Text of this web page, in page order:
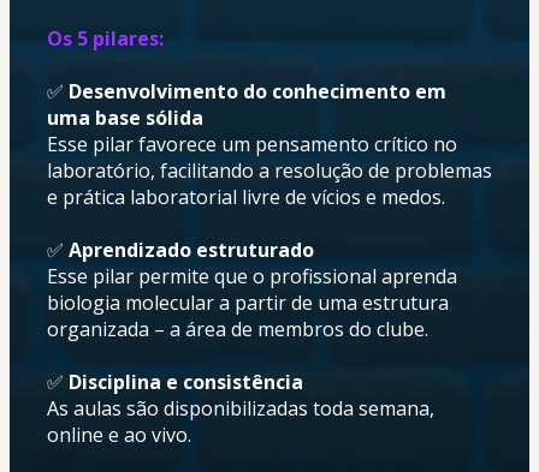
Os 5 pilares:
✅ Desenvolvimento do conhecimento em
uma base sólida
Esse pilar favorece um pensamento crítico no
laboratório, facilitando a resolução de problemas
e prática laboratorial livre de vícios e medos.
✅ Aprendizado estruturado
Esse pilar permite que o profissional aprenda
biologia molecular a partir de uma estrutura
organizada – a área de membros do clube.
✅ Disciplina e consistência
As aulas são disponibilizadas toda semana,
online e ao vivo.